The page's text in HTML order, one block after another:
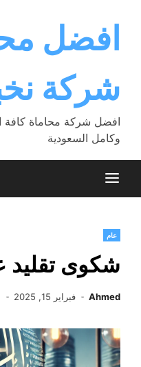
contentافضل
شركة
افضل شركة محاماة كافة
وكامل السعودية
عام
شكوى تقليد
Ahmed فبراير 15, 2025